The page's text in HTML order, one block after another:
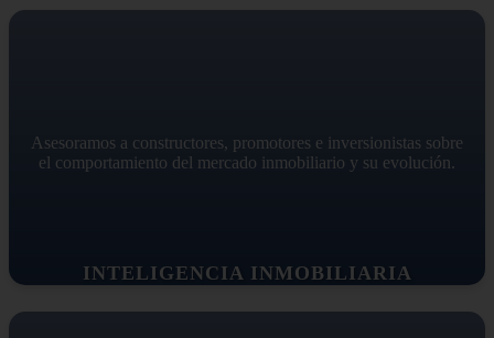
INTELIGENCIA INMOBILIARIA
Asesoramos a constructores, promotores e inversionistas sobre
el comportamiento del mercado inmobiliario y su evolución.